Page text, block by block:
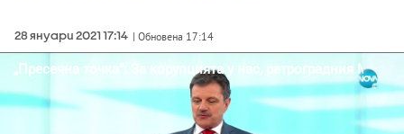
28 януари 2021 17:14 | Обновена 17:14